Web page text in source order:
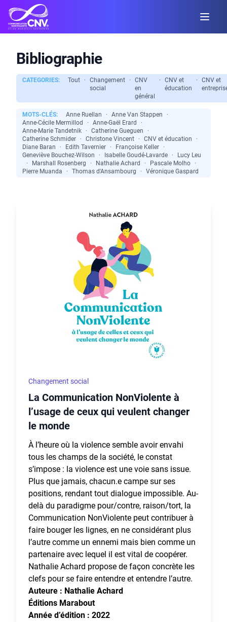
Bibliographie
CATEGORIES: Tout ·
Changement
social
·
CNV
en
général
·
CNV et
éducation
·
CNV et
MOTS-CLÉS: Anne Ruellan · Anne Van Stappen
·
Anne-Cécile Mermillod
· Anne-Gaël Erard
·
Anne-Marie Tandetnik
· Catherine Gueguen
·
Catherine Schmider
· Christone Vincent · CNV et éducation
·
Diane Baran
· Edith Tavernier · Françoise Keller
·
Geneviève Bouchez-Wilson
· Isabelle Goudé-Lavarde ·
Lucy Leu
·
Marshall Rosenberg · Nathalie Achard · Pascale Molho
·
Pierre Muanda
· Thomas d'Ansambourg · Véronique Gaspard
Changement social
La Communication NonViolente à
l’usage de ceux qui veulent changer
le monde
À l’heure où la violence semble avoir envahi
tous les champs de la société, le constat
s’impose : la violence est une voie sans issue.
Plus que jamais, chacun.e campe sur ses
positions, rendant tout dialogue impossible. Au-
delà du paradigme pour/contre, raison/tort, la
Communication NonViolente peut contribuer à
faire bouger les lignes, en ne considérant plus
l’autre comme un ennemi mais bien comme un
partenaire avec lequel il est vital de coopérer.
Nathalie Achard propose de façon concrète les
clefs pour se faire entendre et entendre l’autre.
Auteure : Nathalie Achard
Éditions Marabout
Année d’édition : 2022